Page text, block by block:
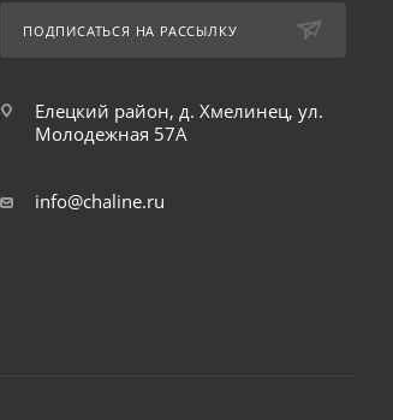
ПОДПИСАТЬСЯ НА РАССЫЛКУ
Елецкий район, д. Хмелинец, ул.
Молодежная 57А
info@chaline.ru